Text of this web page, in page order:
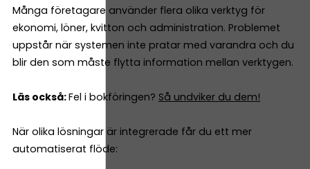
Många företagare använder flera olika verktyg för
ekonomi, löner, kvitton och administration. Problemet
uppstår när systemen inte pratar med varandra och du
blir den som måste flytta information mellan verktygen.
Läs också:Fel i bokföringen? Så undviker du dem!
När olika lösningar är integrerade får du ett mer
automatiserat flöde: